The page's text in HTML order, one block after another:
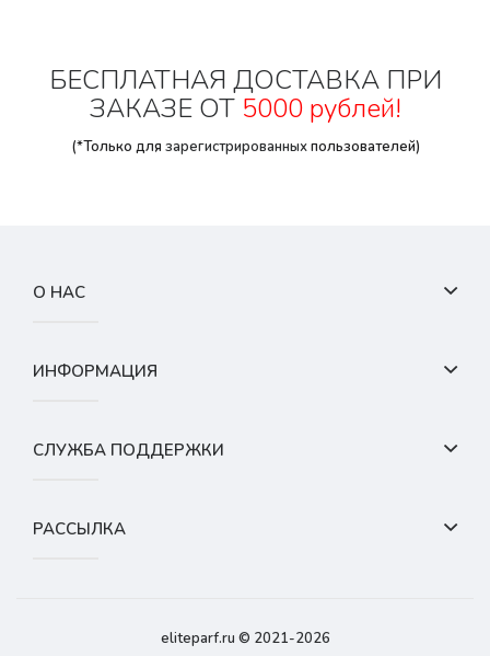
БЕСПЛАТНАЯ ДОСТАВКА ПРИ
ЗАКАЗЕ ОТ 5000 рублей!
(*Только для зарегистрированныхпользователей)
О НАС
ИНФОРМАЦИЯ
СЛУЖБА ПОДДЕРЖКИ
РАССЫЛКА
eliteparf.ru © 2021-2026